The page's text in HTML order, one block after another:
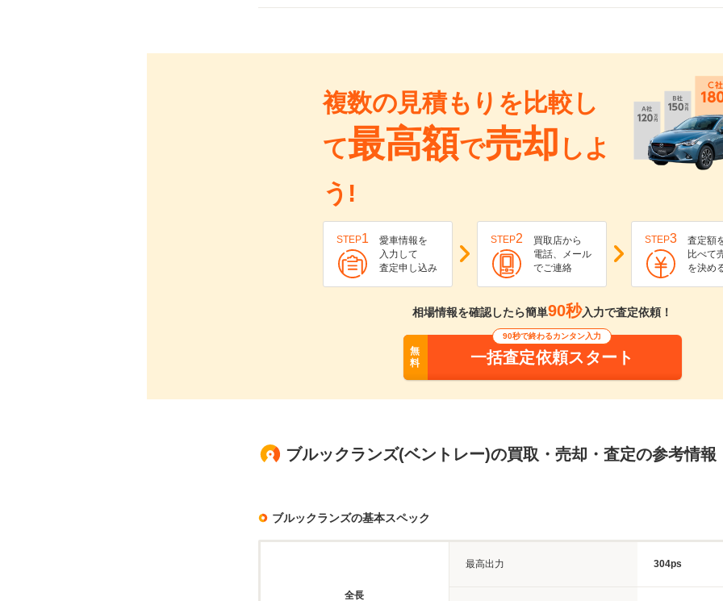
複数の見積もりを比較し
て最高額で売却 しよ
う!
STEP1
愛車情報を
入力して
査定申し込み
STEP2
買取店から
電話、メール
でご連絡
STEP3
査定額
比べて
を決め
相場情報を確認したら簡単90秒入力で査定依頼！
無
料
90秒で終わるカンタン入力
一括査定依頼スタート
ブルックランズ(ベントレー)の買取・売却・査定の参考情報
ブルックランズの基本スペック
全長
最高出力 304ps